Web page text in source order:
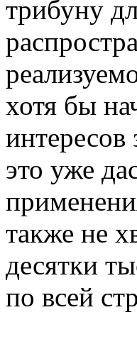
трибуну
хотя бы
это уже
также не
десятки
по всей